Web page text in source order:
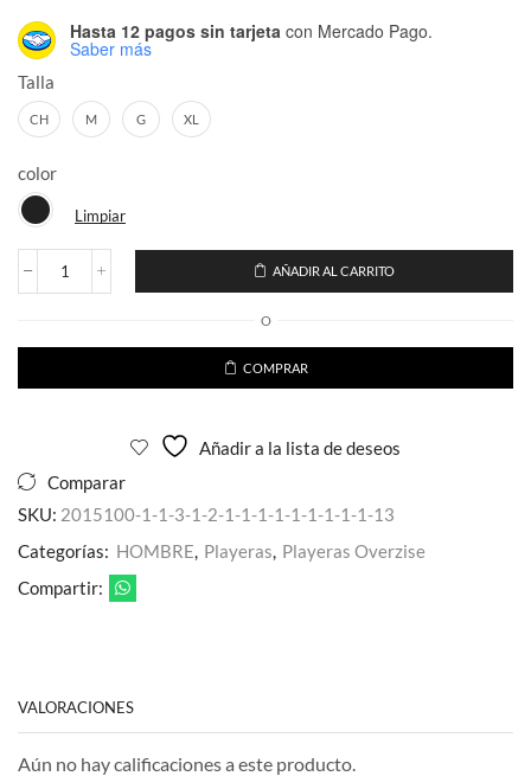
Hasta 12 pagos sin tarjeta con Mercado Pago.
Saber más
Talla
CH M G XL
color
Limpiar
Playera
Full
Lila
cantidad
AÑADIR AL CARRITO
O
COMPRAR
Añadir a la lista de deseos
Comparar
SKU: 2015100-1-1-3-1-2-1-1-1-1-1-1-1-1-1-13
Categorías: HOMBRE, Playeras, Playeras Overzise
Compartir:
VALORACIONES
Aún no hay calificaciones a este producto.